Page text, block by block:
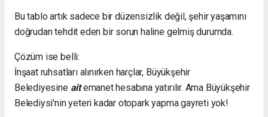
Bu tablo artık sadece bir düzensizlik değil, şehir yaşamını
doğrudan tehdit eden bir sorun haline gelmiş durumda.
Çözüm ise belli:
İnşaat ruhsatları alınırken harçlar, Büyükşehir
Belediyesine aitemanet hesabına yatırılır. Ama Büyükşehir
Belediysi'nin yeteri kadar otopark yapma gayreti yok!